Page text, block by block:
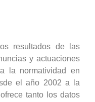
resultados de las
y actuaciones
la normatividad en
el año 2002 a la
tanto los datos